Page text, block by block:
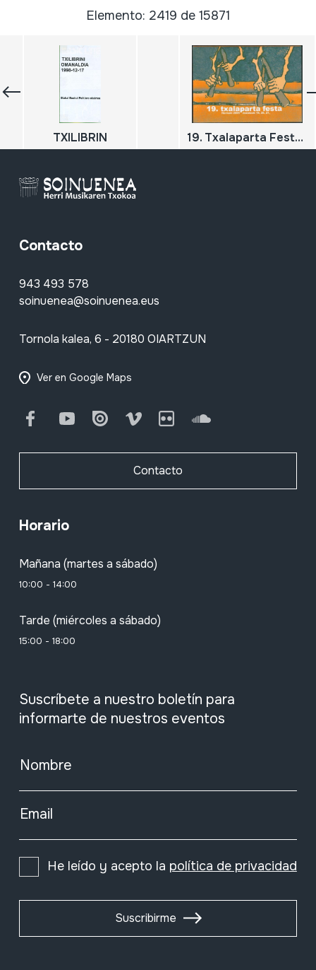
Elemento: 2419 de 15871
TXILIBRIN 19. Txalaparta Festa; Hernani; 2005
Contacto
943 493 578
soinuenea@soinuenea.eus
Tornola kalea, 6 - 20180 OIARTZUN
Ver en Google Maps
FacebookYoutube Issuu Vimeo Flickr SoundCloud
Contacto
Horario
Mañana (martes a sábado)
10:00 - 14:00
Tarde (miércoles a sábado)
15:00 - 18:00
Suscríbete a nuestro boletín para
informarte de nuestros eventos
Nombre
Email
He leído y acepto la política de privacidad
Suscribirme